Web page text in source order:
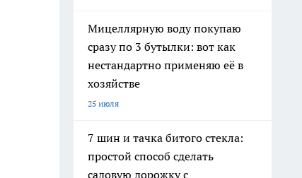
Мицеллярную воду покупаю
сразу по 3 бутылки: вот как
нестандартно применяю её в
хозяйстве
25 июля
7 шин и тачка битого стекла:
простой способ сделать
садовую дорожку с